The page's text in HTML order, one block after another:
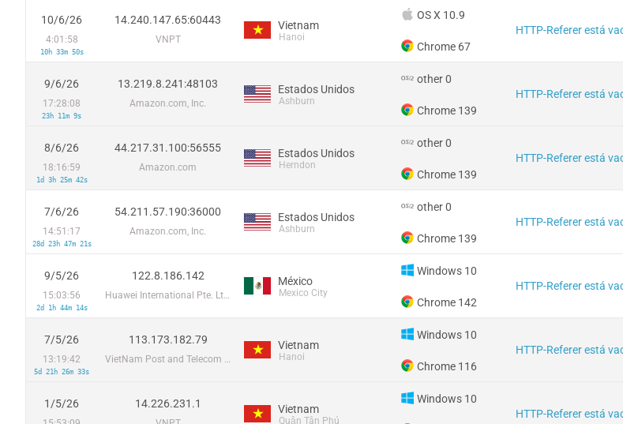
10/6/26
4:01:58
10h 33m 50s
14.240.147.65:60443
VNPT
Vietnam
Hanoi
OS X 10.9
Chrome 67
HTTP-Referer está
9/6/26
17:28:08
23h 11m 9s
13.219.8.241:48103
Amazon.com, Inc.
Estados Unidos
Ashburn
other 0
Chrome 139
HTTP-Referer está
8/6/26
18:16:59
1d 3h 25m 42s
44.217.31.100:56555
Amazon.com
Estados Unidos
Herndon
other 0
Chrome 139
HTTP-Referer está
7/6/26
14:51:17
28d 23h 47m 21s
54.211.57.190:36000
Amazon.com, Inc.
Estados Unidos
Ashburn
other 0
Chrome 139
HTTP-Referer está
9/5/26
15:03:56
2d 1h 44m 14s
122.8.186.142
Huawei International Pte. Ltd.
México
Mexico City
Windows 10
Chrome 142
HTTP-Referer está
7/5/26
13:19:42
5d 21h 26m 33s
113.173.182.79
VietNam Post and Telecom Corporation
Vietnam
Hanoi
Windows 10
Chrome 116
HTTP-Referer está
1/5/26 14.226.231.1 Vietnam
Quận Tân Phú
Windows 10
HTTP-Referer está